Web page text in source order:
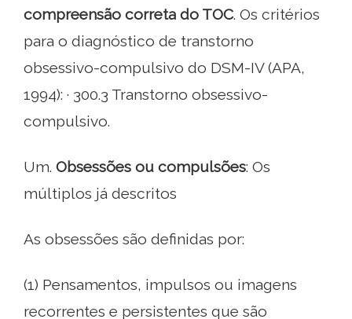
compreensão correta do TOC. Os critérios
para o diagnóstico de transtorno
obsessivo-compulsivo do DSM-IV (APA,
1994): · 300.3 Transtorno obsessivo-
compulsivo.
Um. Obsessões ou compulsões: Os
múltiplos já descritos
As obsessões são definidas por:
(1) Pensamentos, impulsos ou imagens
recorrentes e persistentes que são